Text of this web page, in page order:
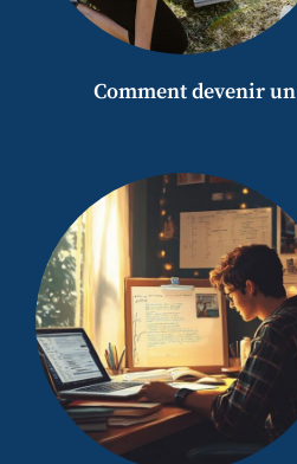
Comment devenir